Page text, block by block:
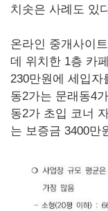
치솟은 사례도 있
온라인 중개사이
데 위치한 1층 카
230만원에 세입자
동2가는 문래동4
동2가 초입 코너
는 보증금 3400만